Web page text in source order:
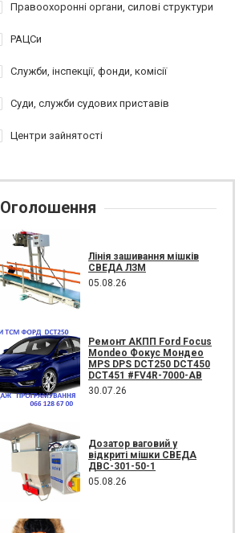
Правоохоронні органи, силові структури
РАЦСи
Служби, інспекції, фонди, комісії
Суди, служби судових приставів
Центри зайнятості
Оголошення
Лінія зашивання мішків
СВЕДА ЛЗМ
05.08.26
Ремонт АКПП Ford Focus
Mondeo Фокус Мондео
MPS DPS DCT250 DCT450
DCT451 #FV4R-7000-AB
30.07.26
Дозатор ваговий у
відкриті мішки СВЕДА
ДВС-301-50-1
05.08.26